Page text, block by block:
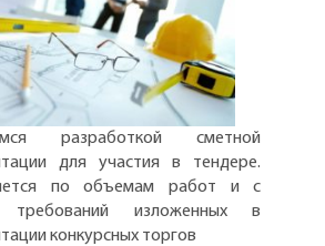
разработкой сметной
для участия в тендере.
по объемам работ и с
требований изложенных в
конкурсных торгов